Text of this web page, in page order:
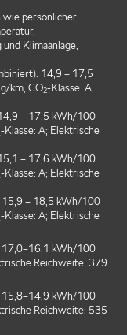
wie persönlicher
Klimaanlage,
14,9 – 17,5
km; CO2-Klasse: A;
– 17,5 kWh/100
Klasse: A; Elektrische
– 17,6 kWh/100
Klasse: A; Elektrische
15,9 – 18,5 kWh/100
Klasse: A; Elektrische
17,0–16,1 kWh/100
Reichweite: 379
15,8–14,9 kWh/100
Reichweite: 535